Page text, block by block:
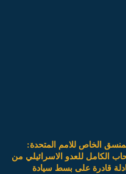
الخاص للامم المتحدة:
الكامل للعدو الاسرائيلي من
قادرة على بسط سيادة